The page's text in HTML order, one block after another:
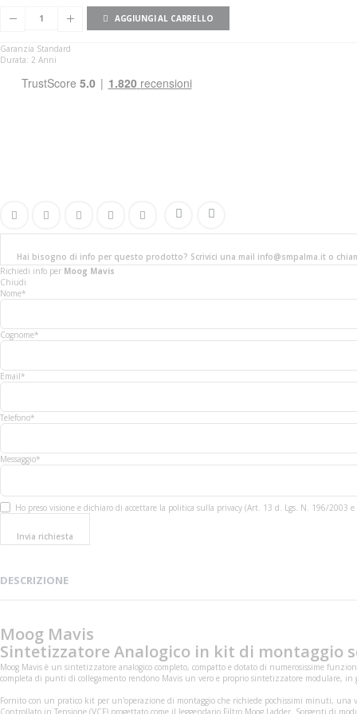
AGGIUNGI AL CARRELLO
Garanzia Standard
Durata: 2 Anni
Hai bisogno di info per questo prodotto? Scrivici una mail info@smpalma.it o
Richiedi info per Moog Mavis
Chiudi
Nome*
Cognome*
Email*
Telefono*
Messaggio*
Ho preso visione e dichiaro di accettare la politica sulla privacy (Art. 13 d. Lgs. N. 196/2003
Invia richiesta
DESCRIZIONE
Moog Mavis
Sintetizzatore Analogico in kit di montaggio
Moog Mavis è un sintetizzatore analogico completo, compatto e dotato di numerosissime
completa di punti di collegamento rendono Mavis un vero e proprio sintetizzatore modulare,
Fornito con un pratico kit per un'operazione di montaggio che richiede pochissimi minuti, una
Controllato in Tensione (VCF) progettato come il leggendario Filtro Moog Ladder. Sorgenti di